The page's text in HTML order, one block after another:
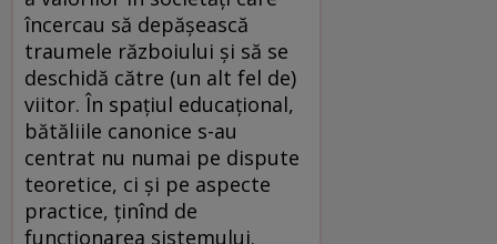
încercau să depăşească
traumele războiului şi să se
deschidă către (un alt fel de)
viitor. În spaţiul educaţional,
bătăliile canonice s-au
centrat nu numai pe dispute
teoretice, ci şi pe aspecte
practice, ţinînd de
funcţionarea sistemului.